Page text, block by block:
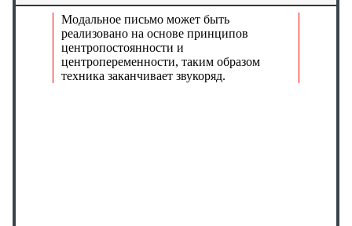
animation-fill-mode
animation-iteration-count
animation-name
animation-play-state